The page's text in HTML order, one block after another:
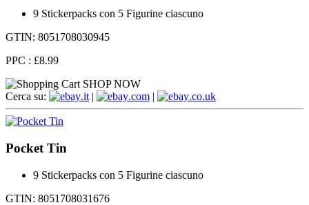
9 Stickerpacks con 5 Figurine ciascuno
GTIN: 8051708030945
PPC : £8.99
SHOP NOW
Cerca su:
.it | .com | .co.uk
Pocket Tin
9 Stickerpacks con 5 Figurine ciascuno
GTIN: 8051708031676